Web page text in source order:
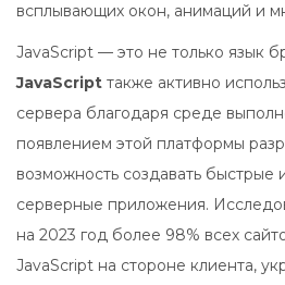
всплывающих окон, анимаций и
JavaScript — это не только язык
JavaScript также активно
сервера благодаря среде
появлением этой платформы
возможность создавать
серверные приложения.
на 2023 год более 98% всех
JavaScript на стороне клиента,